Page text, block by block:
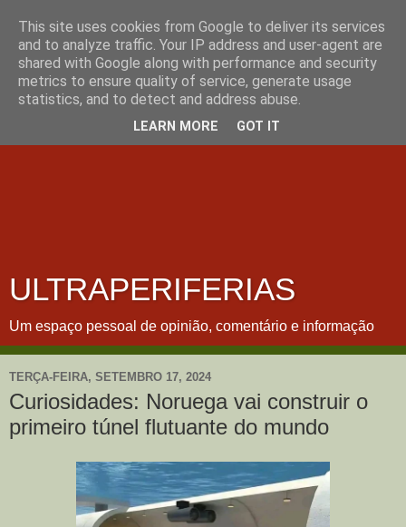
ULTRAPERIFERIAS
Um espaço pessoal de opinião, comentário e informação
TERÇA-FEIRA, SETEMBRO 17, 2024
Curiosidades: Noruega vai construir o
primeiro túnel flutuante do mundo
This site uses cookies from Google to deliver its services
and to analyze traffic. Your IP address and user-agent are
shared with Google along with performance and security
metrics to ensure quality of service, generate usage
statistics, and to detect and address abuse.
LEARN MORE GOT IT